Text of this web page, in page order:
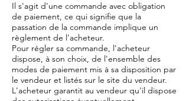
Il s'agit d'une commande avec obligation
de paiement, ce qui signifie que la
passation de la commande implique un
règlement de l'acheteur.
Pour régler sa commande, l'acheteur
dispose, à son choix, de l'ensemble des
modes de paiement mis à sa disposition par
le vendeur et listés sur le site du vendeur.
L'acheteur garantit au vendeur qu'il dispose